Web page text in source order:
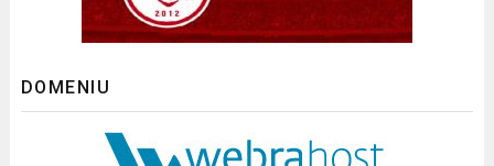
DOMENIU